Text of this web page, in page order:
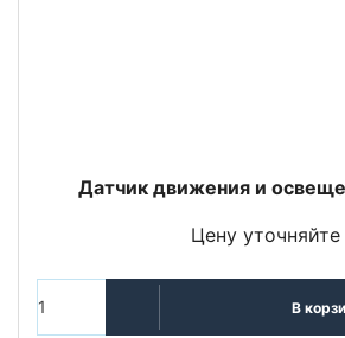
Датчик движения и
Цену уточняйте
В